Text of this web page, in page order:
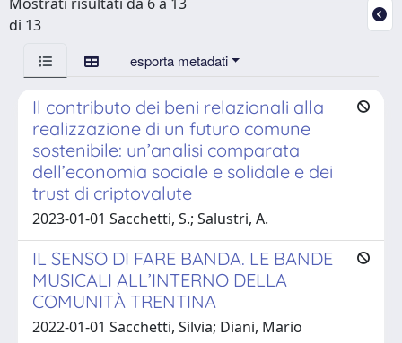
di 13
esporta metadati
Il contributo dei beni relazionali alla
realizzazione di un futuro comune
sostenibile: un’analisi comparata
dell’economia sociale e solidale e dei
trust di criptovalute
2023-01-01 Sacchetti, S.; Salustri, A.
IL SENSO DI FARE BANDA. LE BANDE
MUSICALI ALL’INTERNO DELLA
COMUNITÀ TRENTINA
2022-01-01 Sacchetti, Silvia; Diani, Mario